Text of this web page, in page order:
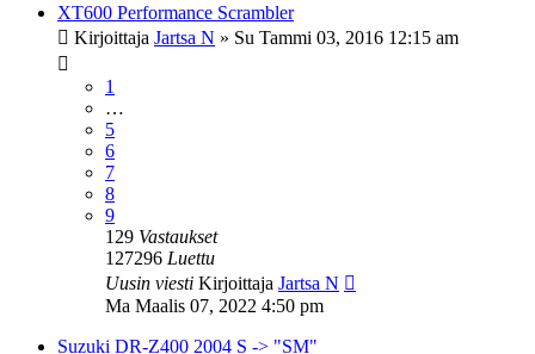
XT600 Performance Scrambler
Kirjoittaja Jartsa N » Su Tammi 03, 2016 12:15 am
1
…
5
6
7
8
9
129 Vastaukset
127296 Luettu
Uusin viesti Kirjoittaja Jartsa N
Ma Maalis 07, 2022 4:50 pm
Suzuki DR-Z400 2004 S -> "SM"